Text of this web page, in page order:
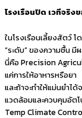
โรงเรือนปิด เวทีจริ
ในโรงเรือนเลี้ยงสัตว์
“ระดับ” ของความชื้น
นี่คือ Precision
แค่การให้อาหารหรือยา
และถ้าจะทำให้แม่นยำไ
แวดล้อมและควบคุมอัต
Temp Climate